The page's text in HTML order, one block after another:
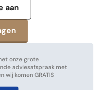
aan
onze grote
adviesafspraak met
wij komen GRATIS